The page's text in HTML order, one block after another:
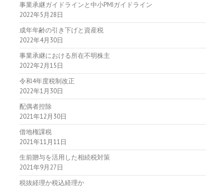
事業承継ガイドラインと中小PMIガイドライン
2022年5月28日
成年年齢の引き下げと資産税
2022年4月30日
事業承継における所在不明株主
2022年2月15日
令和4年度税制改正
2022年1月30日
配偶者控除
2021年12月30日
借地権課税
2021年11月11日
生前贈与を活用した相続税対策
2021年9月27日
税抜経理か税込経理か